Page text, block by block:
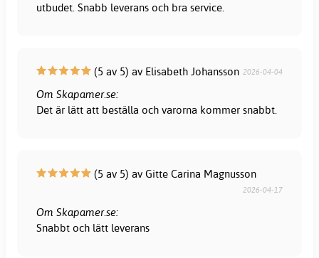
utbudet. Snabb leverans och bra service.
(5 av 5) av Elisabeth Johansson 2026-04-04
Om Skapamer.se:
Det är lätt att beställa och varorna kommer snabbt.
(5 av 5) av Gitte Carina Magnusson
2026-04-17
Om Skapamer.se:
Snabbt och lätt leverans